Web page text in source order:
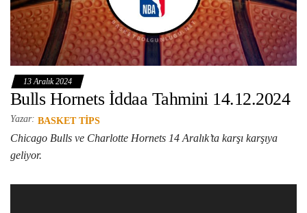
13 Aralık 2024
Bulls Hornets İddaa Tahmini 14.12.2024
Yazar: BASKET TIPS
Chicago Bulls ve Charlotte Hornets 14 Aralık’ta karşı karşıya
geliyor.